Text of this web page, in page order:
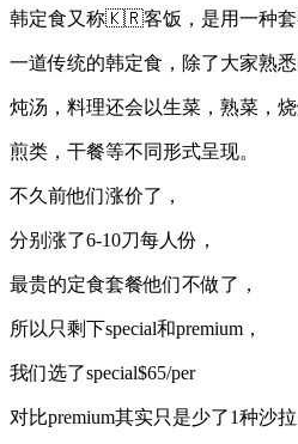
韩定食又称🇰🇷客饭，是用一种套
一道传统的韩定食，除了大家熟悉
炖汤，料理还会以生菜，熟菜，烧
煎类，干餐等不同形式呈现。
不久前他们涨价了，
分别涨了6-10刀每人份，
最贵的定食套餐他们不做了，
所以只剩下special和premium，
我们选了special$65/per
对比premium其实只是少了1种沙拉